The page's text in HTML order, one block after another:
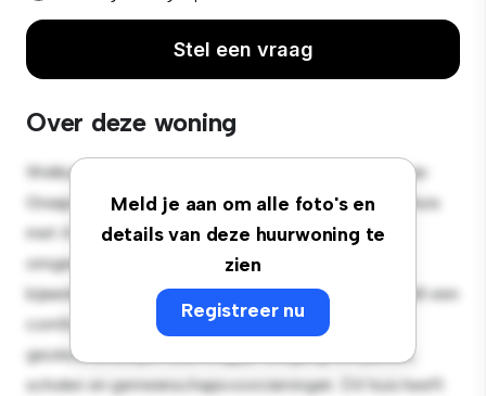
Stel een vraag
Over deze woning
Meld je aan om alle foto's en
details van deze huurwoning te
zien
Registreer nu
Welkom in een sfeervolle oase in de buitenwijken van
Graspieperlaan, 2496HJ Den Haag! Dit charmante huis
met 4 slaapkamers biedt een ruime en gastvrije
omgeving. De grote achtertuin is perfect voor
bijeenkomsten buiten en het gezellige interieur biedt een
comfortabele leefomgeving. Gelegen in een
gezinsvriendelijke buurt krijg je toegang tot parken,
scholen en gemeenschapsvoorzieningen. Dit huis heeft